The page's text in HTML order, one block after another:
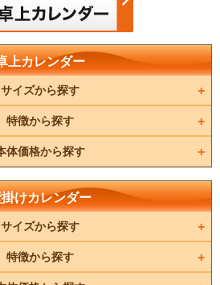
上カレンダー
サイズから探す
特徴から探す
体価格から探す
けカレンダー
サイズから探す
特徴から探す